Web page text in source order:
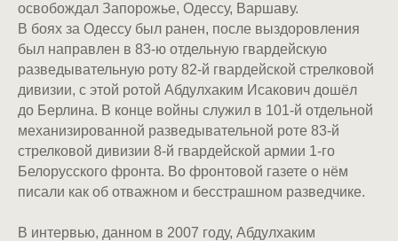
освобождал Запорожье, Одессу, Варшаву.
В боях за Одессу был ранен, после выздоровления
был направлен в 83-ю отдельную гвардейскую
разведывательную роту 82-й гвардейской стрелковой
дивизии, с этой ротой Абдулхаким Исакович дошёл
до Берлина. В конце войны служил в 101-й отдельной
механизированной разведывательной роте 83-й
стрелковой дивизии 8-й гвардейской армии 1-го
Белорусского фронта. Во фронтовой газете о нём
писали как об отважном и бесстрашном разведчике.
В интервью, данном в 2007 году, Абдулхаким